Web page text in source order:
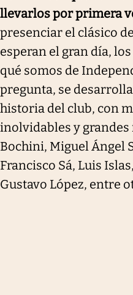
llevarlos por primera
presenciar el clásico
esperan el gran día,
qué somos de
pregunta, se
historia del club, con
inolvidables y
Bochini, Miguel Ángel
Francisco Sá, Luis
Gustavo López, entre